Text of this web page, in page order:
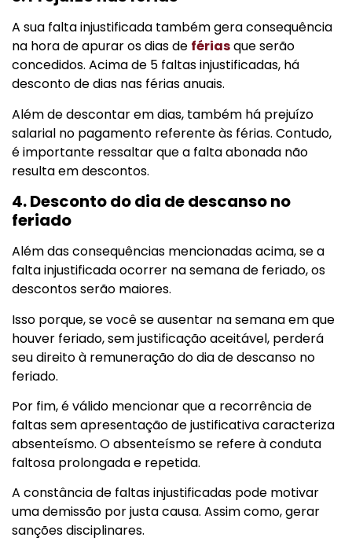
A sua falta injustificada também gera consequência
na hora de apurar os dias de fériasque serão
concedidos. Acima de 5 faltas injustificadas, há
desconto de dias nas férias anuais.
Além de descontar em dias, também há prejuízo
salarial no pagamento referente às férias. Contudo,
é importante ressaltar que a falta abonada não
resulta em descontos.
4. Desconto do dia de descanso no
feriado
Além das consequências mencionadas acima, se a
falta injustificada ocorrer na semana de feriado, os
descontos serão maiores.
Isso porque, se você se ausentar na semana em que
houver feriado, sem justificação aceitável, perderá
seu direito à remuneração do dia de descanso no
feriado.
Por fim, é válido mencionar que a recorrência de
faltas sem apresentação de justificativa caracteriza
absenteísmo. O absenteísmo se refere à conduta
faltosa prolongada e repetida.
A constância de faltas injustificadas pode motivar
uma demissão por justa causa. Assim como, gerar
sanções disciplinares.